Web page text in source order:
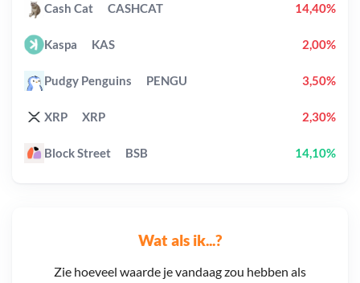
Wat als ik...?
Zie hoeveel waarde je vandaag zou hebben als
Cash Cat CASHCAT 14,40%
Kaspa KAS 2,00%
Pudgy Penguins PENGU 3,50%
XRP XRP 2,30%
Block Street BSB 14,10%